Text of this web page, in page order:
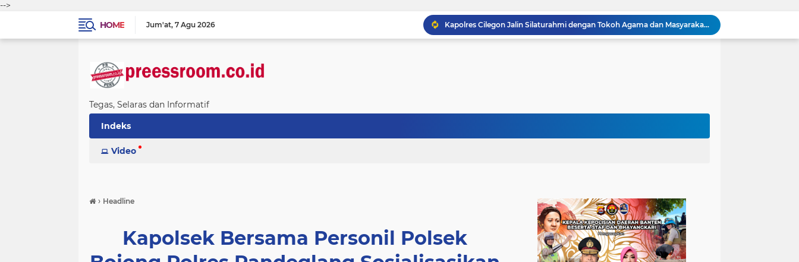
-->
HOME
Jum'at 7 Agu 2026
Kapolres Cilegon Jalin Silaturahmi dengan Tokoh Agama dan Masyarakat Usai Sholat Jumat di Masjid Raudotul Mutaqien
Kapolres Cilegon Perkuat Sinergi dengan Pemkot dan Muhammadiyah, Bersama Jaga Cilegon Tetap Aman serta Kondusif
Polsek Bojonegara Salurkan 24 Ribu Liter Air Bersih dan Tandon, Hadirkan Harapan di Tengah Kemarau
Tegas, Selaras dan Informatif
Indeks
Video
› Headline
Kapolsek Bersama Personil Polsek